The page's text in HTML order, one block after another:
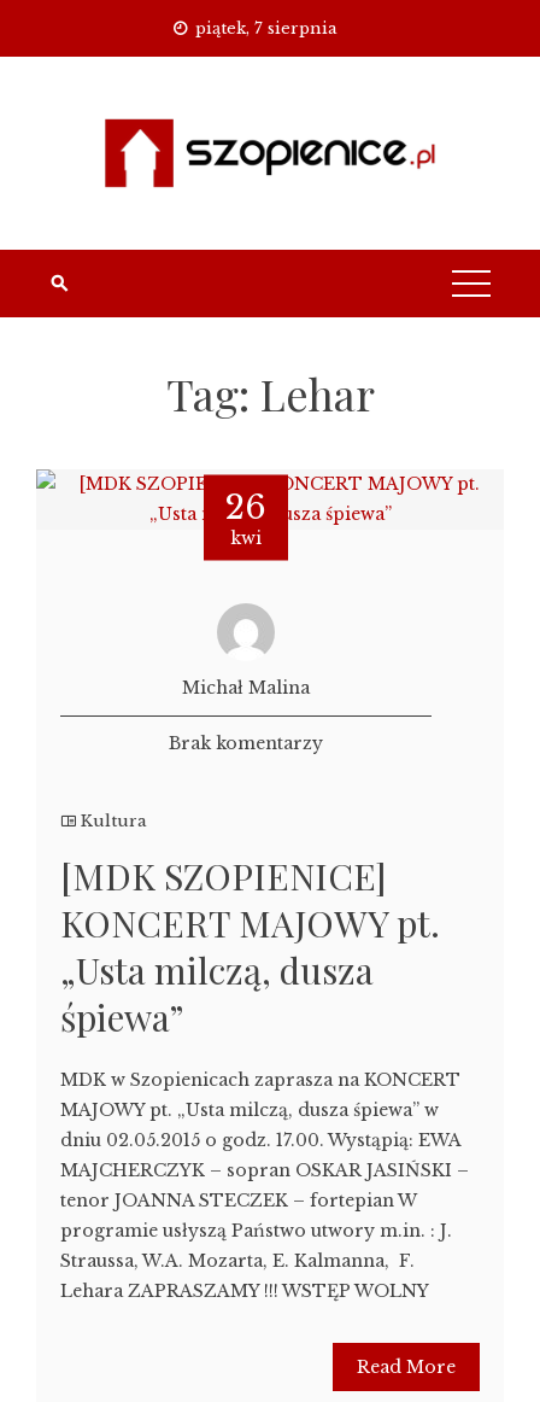
piątek, 7 sierpnia
Tag: Lehar
26
kwi
Michał Malina
Brak komentarzy
Kultura
[MDK SZOPIENICE]
KONCERT MAJOWY pt.
„Usta milczą, dusza
śpiewa”
MDK w Szopienicach zaprasza na KONCERT
MAJOWY pt. „Usta milczą, dusza śpiewa” w
dniu 02.05.2015 o godz. 17.00. Wystąpią: EWA
MAJCHERCZYK – sopran OSKAR JASIŃSKI –
tenor JOANNA STECZEK – fortepian W
programie usłyszą Państwo utwory m.in. : J.
Straussa, W.A. Mozarta, E. Kalmanna, F.
Lehara ZAPRASZAMY !!! WSTĘP WOLNY
Read More